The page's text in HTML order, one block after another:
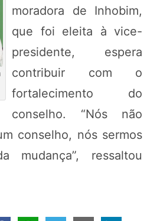
moradora de Inhobim,
que foi eleita à vice-
presidente, espera
contribuir com o
fortalecimento do
conselho. “Nós não
conselho, nós sermos
mudança”, ressaltou